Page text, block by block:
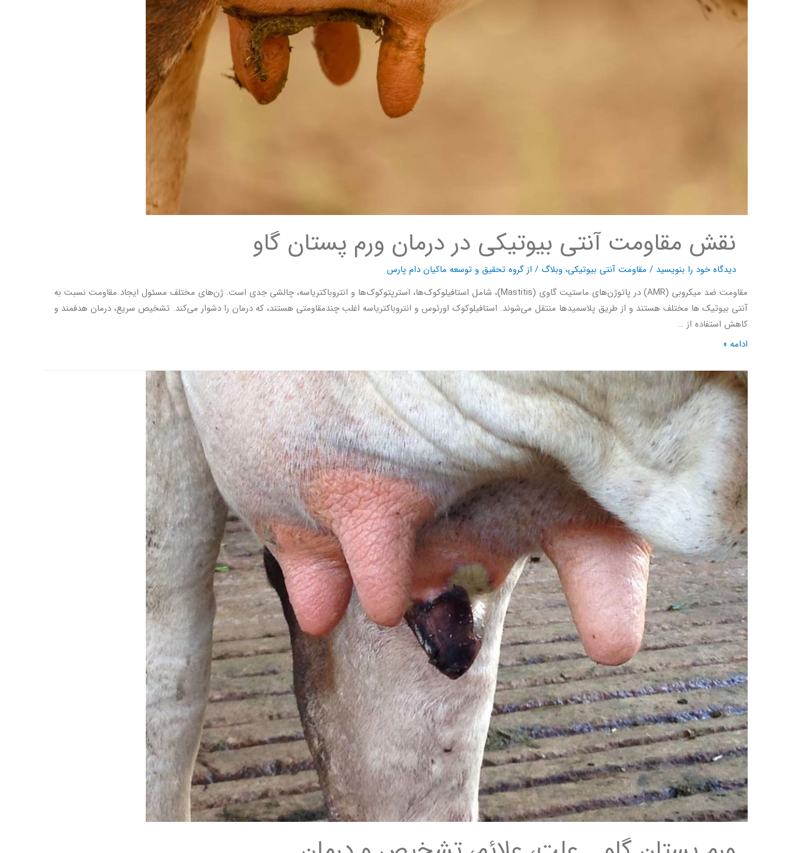
نقش مقاومت آنتی بیوتیکی در درمان ورم پستان گاو
دیدگاه‌ خود را بنویسید / مقاومت آنتی بیوتیکی، وبلاگ / از گروه تحقیق و توسعه ماکیان دام پارس
مقاومت ضد میکروبی (AMR) در پاتوژن‌های ماستیت گاوی (Mastitis)، شامل استافیلوکوک‌ها، استرپتوکوک‌ها و انتروباکتریاسه، چالشی جدی است. ژن‌های مختلف مسئول ایجاد مقاومت نسبت به
آنتی بیوتیک ها مختلف هستند و از طریق پلاسمیدها منتقل می‌شوند. استافیلوکوک اورئوس و انتروباکتریاسه اغلب چندمقاومتی هستند، که درمان را دشوار می‌کند. تشخیص سریع، درمان هدفمند و
کاهش استفاده از …
ادامه »